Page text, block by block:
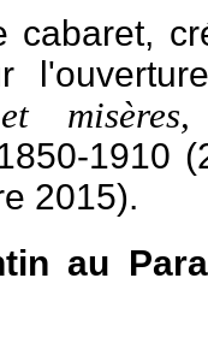
cabaret,
et
1910
2015).
au